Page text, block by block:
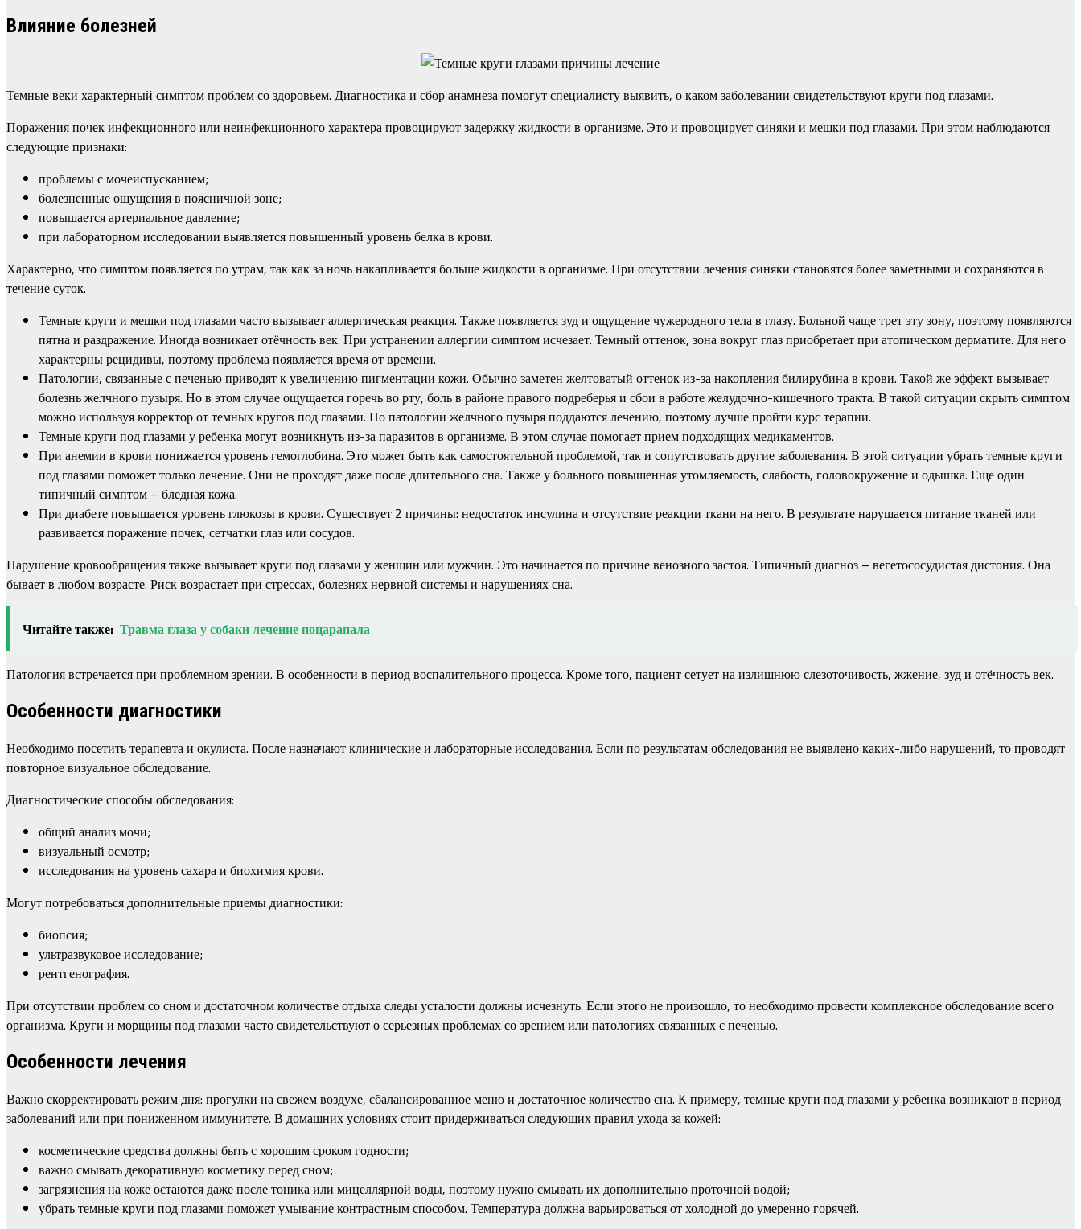
Влияние болезней
Темные веки характерный симптом проблем со здоровьем. Диагностика и сбор анамнеза помогут специалисту выявить, о каком заболевании свидетельствуют круги под глазами.
Поражения почек инфекционного или неинфекционного характера провоцируют задержку жидкости в организме. Это и провоцирует синяки и мешки под глазами. При этом наблюдаются
следующие признаки:
проблемы с мочеиспусканием;
болезненные ощущения в поясничной зоне;
повышается артериальное давление;
при лабораторном исследовании выявляется повышенный уровень белка в крови.
Характерно, что симптом появляется по утрам, так как за ночь накапливается больше жидкости в организме. При отсутствии лечения синяки становятся более заметными и сохраняются в
течение суток.
Темные круги и мешки под глазами часто вызывает аллергическая реакция. Также появляется зуд и ощущение чужеродного тела в глазу. Больной чаще трет эту зону, поэтому появляются
пятна и раздражение. Иногда возникает отёчность век. При устранении аллергии симптом исчезает. Темный оттенок, зона вокруг глаз приобретает при атопическом дерматите. Для него
характерны рецидивы, поэтому проблема появляется время от времени.
Патологии, связанные с печенью приводят к увеличению пигментации кожи. Обычно заметен желтоватый оттенок из-за накопления билирубина в крови. Такой же эффект вызывает
болезнь желчного пузыря. Но в этом случае ощущается горечь во рту, боль в районе правого подреберья и сбои в работе желудочно-кишечного тракта. В такой ситуации скрыть симптом
можно используя корректор от темных кругов под глазами. Но патологии желчного пузыря поддаются лечению, поэтому лучше пройти курс терапии.
Темные круги под глазами у ребенка могут возникнуть из-за паразитов в организме. В этом случае помогает прием подходящих медикаментов.
При анемии в крови понижается уровень гемоглобина. Это может быть как самостоятельной проблемой, так и сопутствовать другие заболевания. В этой ситуации убрать темные круги
под глазами поможет только лечение. Они не проходят даже после длительного сна. Также у больного повышенная утомляемость, слабость, головокружение и одышка. Еще один
типичный симптом – бледная кожа.
При диабете повышается уровень глюкозы в крови. Существует 2 причины: недостаток инсулина и отсутствие реакции ткани на него. В результате нарушается питание тканей или
развивается поражение почек, сетчатки глаз или сосудов.
Нарушение кровообращения также вызывает круги под глазами у женщин или мужчин. Это начинается по причине венозного застоя. Типичный диагноз – вегетососудистая дистония. Она
бывает в любом возрасте. Риск возрастает при стрессах, болезнях нервной системы и нарушениях сна.
Читайте также: Травма глаза у собаки лечение поцарапала
Патология встречается при проблемном зрении. В особенности в период воспалительного процесса. Кроме того, пациент сетует на излишнюю слезоточивость, жжение, зуд и отёчность век.
Особенности диагностики
Необходимо посетить терапевта и окулиста. После назначают клинические и лабораторные исследования. Если по результатам обследования не выявлено каких-либо нарушений, то проводят
повторное визуальное обследование.
Диагностические способы обследования:
общий анализ мочи;
визуальный осмотр;
исследования на уровень сахара и биохимия крови.
Могут потребоваться дополнительные приемы диагностики:
биопсия;
ультразвуковое исследование;
рентгенография.
При отсутствии проблем со сном и достаточном количестве отдыха следы усталости должны исчезнуть. Если этого не произошло, то необходимо провести комплексное обследование всего
организма. Круги и морщины под глазами часто свидетельствуют о серьезных проблемах со зрением или патологиях связанных с печенью.
Особенности лечения
Важно скорректировать режим дня: прогулки на свежем воздухе, сбалансированное меню и достаточное количество сна. К примеру, темные круги под глазами у ребенка возникают в период
заболеваний или при пониженном иммунитете. В домашних условиях стоит придерживаться следующих правил ухода за кожей:
косметические средства должны быть с хорошим сроком годности;
важно смывать декоративную косметику перед сном;
загрязнения на коже остаются даже после тоника или мицеллярной воды, поэтому нужно смывать их дополнительно проточной водой;
убрать темные круги под глазами поможет умывание контрастным способом. Температура должна варьироваться от холодной до умеренно горячей.